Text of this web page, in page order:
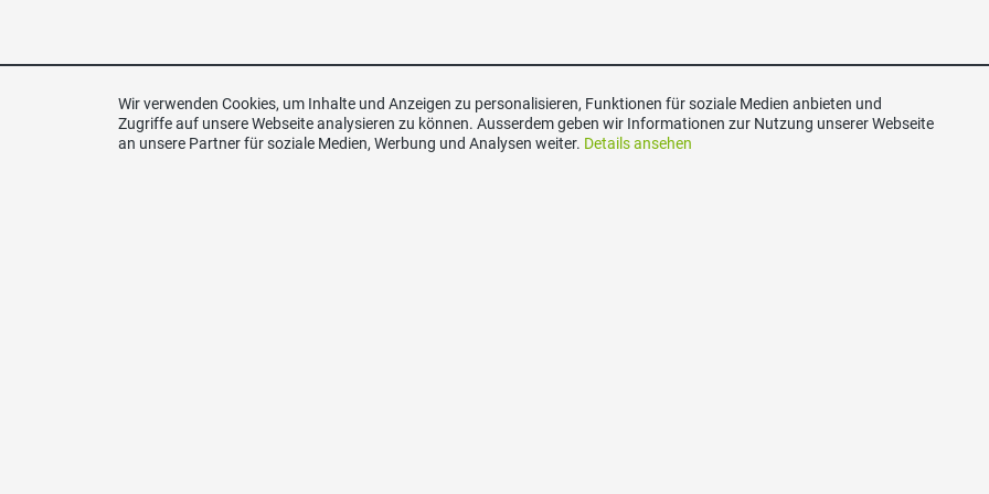
Wir verwenden Cookies, um Inhalte und Anzeigen zu personalisieren, Funktionen für soziale Medien anbieten und
Zugriffe auf unsere Webseite analysieren zu können. Ausserdem geben wir Informationen zur Nutzung unserer Webseite
an unsere Partner für soziale Medien, Werbung und Analysen weiter. Details ansehen